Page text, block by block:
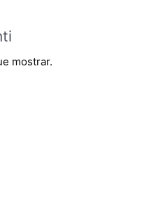
mostrar.